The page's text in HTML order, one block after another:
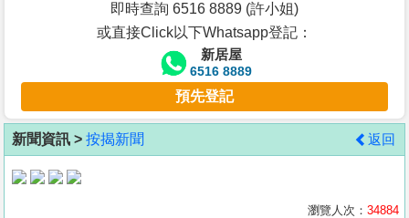
客
地
產
即時查詢 6516 8889 (許小姐)
或直接Click以下Whatsapp登記：
新居屋
6516 8889
預先登記
新聞資訊 > 按揭新聞 返回
瀏覽人次： 34884